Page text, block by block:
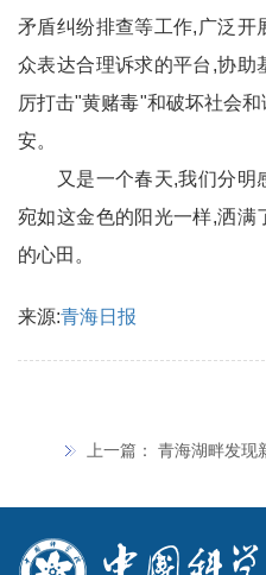
矛盾纠纷排查等工作,广泛开
众表达合理诉求的平台,协助
厉打击"黄赌毒"和破坏社会
安。
又是一个春天,我们分明
宛如这金色的阳光一样,洒满
的心田。
来源:青海日报
上一篇： 青海湖畔发现